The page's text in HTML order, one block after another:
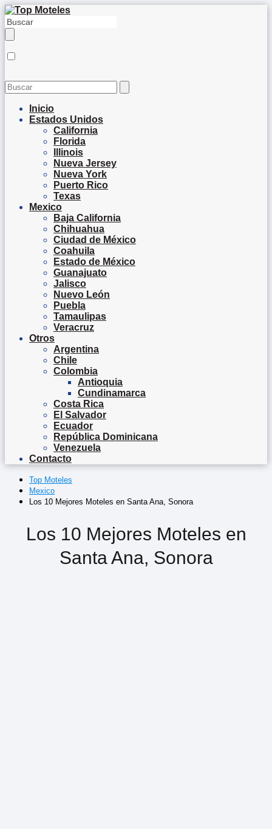
Inicio
Estados Unidos
California
Florida
Illinois
Nueva Jersey
Nueva York
Puerto Rico
Texas
Mexico
Baja California
Chihuahua
Ciudad de México
Coahuila
Estado de México
Guanajuato
Jalisco
Nuevo León
Puebla
Tamaulipas
Veracruz
Otros
Argentina
Chile
Colombia
Antioquia
Cundinamarca
Costa Rica
El Salvador
Ecuador
República Dominicana
Venezuela
Contacto
Top Moteles
Mexico
Los 10 Mejores Moteles en Santa Ana, Sonora
Los 10 Mejores Moteles en
Santa Ana, Sonora